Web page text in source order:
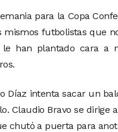
para la Copa
mismos futbolistas que
han plantado cara a
Díaz intenta sacar un
Claudio Bravo se dirige
chutó a puerta para